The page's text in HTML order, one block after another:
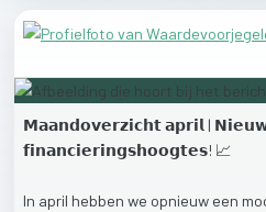
𝗠𝗮𝗮𝗻𝗱𝗼𝘃𝗲𝗿𝘇𝗶𝗰𝗵𝘁𝗮𝗽𝗿𝗶𝗹 |
𝗳𝗶𝗻𝗮𝗻𝗰𝗶𝗲𝗿𝗶𝗻𝗴𝘀𝗵𝗼𝗼𝗴𝘁𝗲𝘀! 📈
In april hebben we opnieuw een